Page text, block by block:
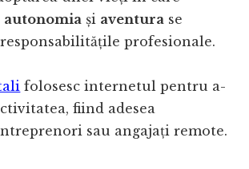
autonomia și aventura se
profesionale.
folosesc internetul pentru a-
fiind adesea
sau angajați remote.